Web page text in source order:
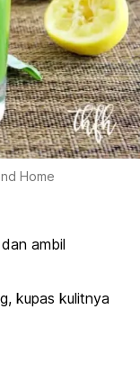
Home
ambil
kupas kulitnya